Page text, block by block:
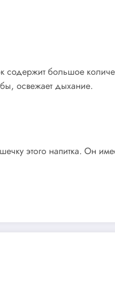
содержит большое
освежает дыхание.
этого напитка. Он